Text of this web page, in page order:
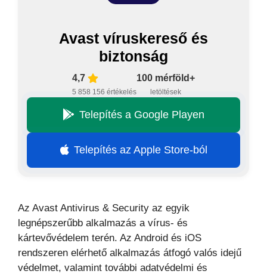
Avast víruskereső és
biztonság
4,7
5 858 156 értékelés
100 mérföld+
letöltések
Telepítés a Google Playen
Telepítés az Apple Store-ból
Az Avast Antivirus & Security az egyik
legnépszerűbb alkalmazás a vírus- és
kártevővédelem terén. Az Android és iOS
rendszeren elérhető alkalmazás átfogó valós idejű
védelmet, valamint további adatvédelmi és